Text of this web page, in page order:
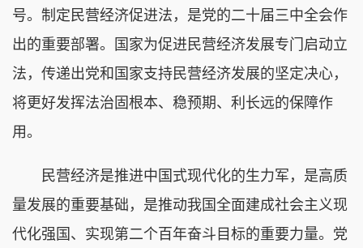
号。制定民营经济促进法，是党的二十届三中全会作
出的重要部署。国家为促进民营经济发展专门启动立
法，传递出党和国家支持民营经济发展的坚定决心，
将更好发挥法治固根本、稳预期、利长远的保障作
用。
民营经济是推进中国式现代化的生力军，是高质
量发展的重要基础，是推动我国全面建成社会主义现
代化强国、实现第二个百年奋斗目标的重要力量。党